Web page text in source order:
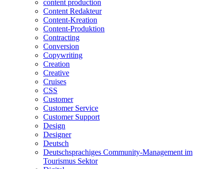
content production
Content Redakteur
Content-Kreation
Content-Produktion
Contracting
Conversion
Copywriting
Creation
Creative
Cruises
CSS
Customer
Customer Service
Customer Support
Design
Designer
Deutsch
Deutschsprachiges Community-Management im
Tourismus Sektor